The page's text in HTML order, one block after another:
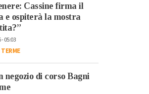
Cassine firma il
e ospiterà la mostra
05:03
negozio di corso Bagni